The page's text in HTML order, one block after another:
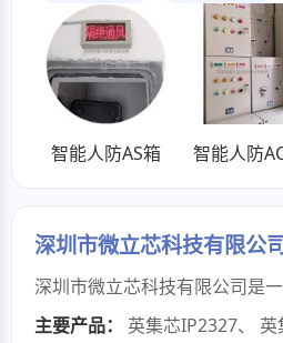
智能人防AS箱 智能人防
深圳市微立芯科技有限公
主要产品：
英集芯IP2327、 英